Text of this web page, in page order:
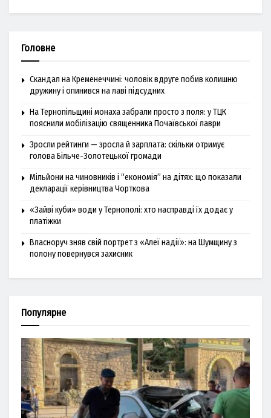
Головне
Скандал на Кременеччині: чоловік вдруге побив колишню
дружину і опинився на лаві підсудних
На Тернопільщині монаха забрали просто з поля: у ТЦК
пояснили мобілізацію священника Почаївської лаври
Зросли рейтинги — зросла й зарплата: скільки отримує
голова Більче-Золотецької громади
Мільйони на чиновників і “економія” на дітях: що показали
декларації керівництва Чорткова
«Зайві куби» води у Тернополі: хто насправді їх додає у
платіжки
Власноруч зняв свій портрет з «Алеї надії»: на Шумщину з
полону повернувся захисник
Популярне